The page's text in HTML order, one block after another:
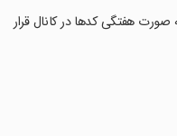
هفتگی کدها در کانال قرار